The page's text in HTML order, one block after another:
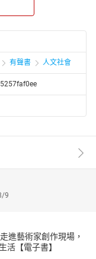
；无论你是二十岁的
岁的中年，追求事业
加珍视健康与内心的
字经的形式，将阳明
他多年的研究心得。
，带你领略其神奇智
中西不同文化，全面
机遇。
心学的智慧殿堂，领
难题，成就更加辉
有聲書 人文社會
9
進藝術家創作現場，
活【電子書】